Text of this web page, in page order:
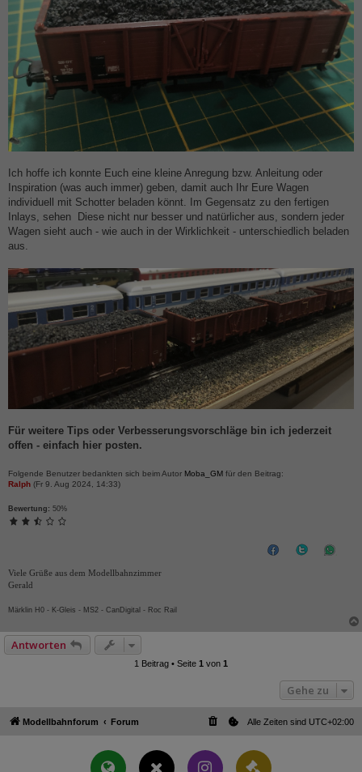
Ich hoffe ich konnte Euch eine kleine Anregung bzw. Anleitung oder
Inspiration (was auch immer) geben, damit auch Ihr Eure Wagen
individuell mit Schotter beladen könnt. Im Gegensatz zu den fertigen
Inlays, sehen Diese nicht nur besser und natürlicher aus, sondern jeder
Wagen sieht auch - wie auch in der Wirklichkeit - unterschiedlich beladen
aus.
Für weitere Tips oder Verbesserungsvorschläge bin ich jederzeit
offen - einfach hier posten.
Folgende Benutzer bedankten sich beim Autor Moba_GM für den Beitrag:
Ralph (Fr 9. Aug 2024, 14:33)
Bewertung: 50%
Viele Grüße aus dem Modellbahnzimmer
Gerald
Märklin H0 - K-Gleis - MS2 - CanDigital - Roc Rail
Antworten
1 Beitrag • Seite 1 von 1
Gehe zu
Modellbahnforum Forum Alle Zeiten sind UTC+02:00